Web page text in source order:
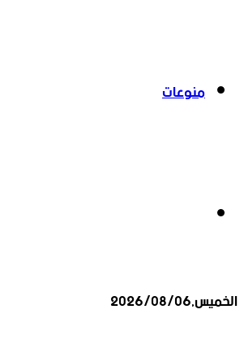
منوعات
الخميس,2026/08/06